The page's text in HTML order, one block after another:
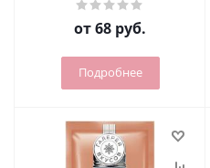
от68 руб.
Подробнее